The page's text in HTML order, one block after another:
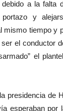
a la falta
y
mismo tiempo y
el conductor
el
presidencia de
esperaban por